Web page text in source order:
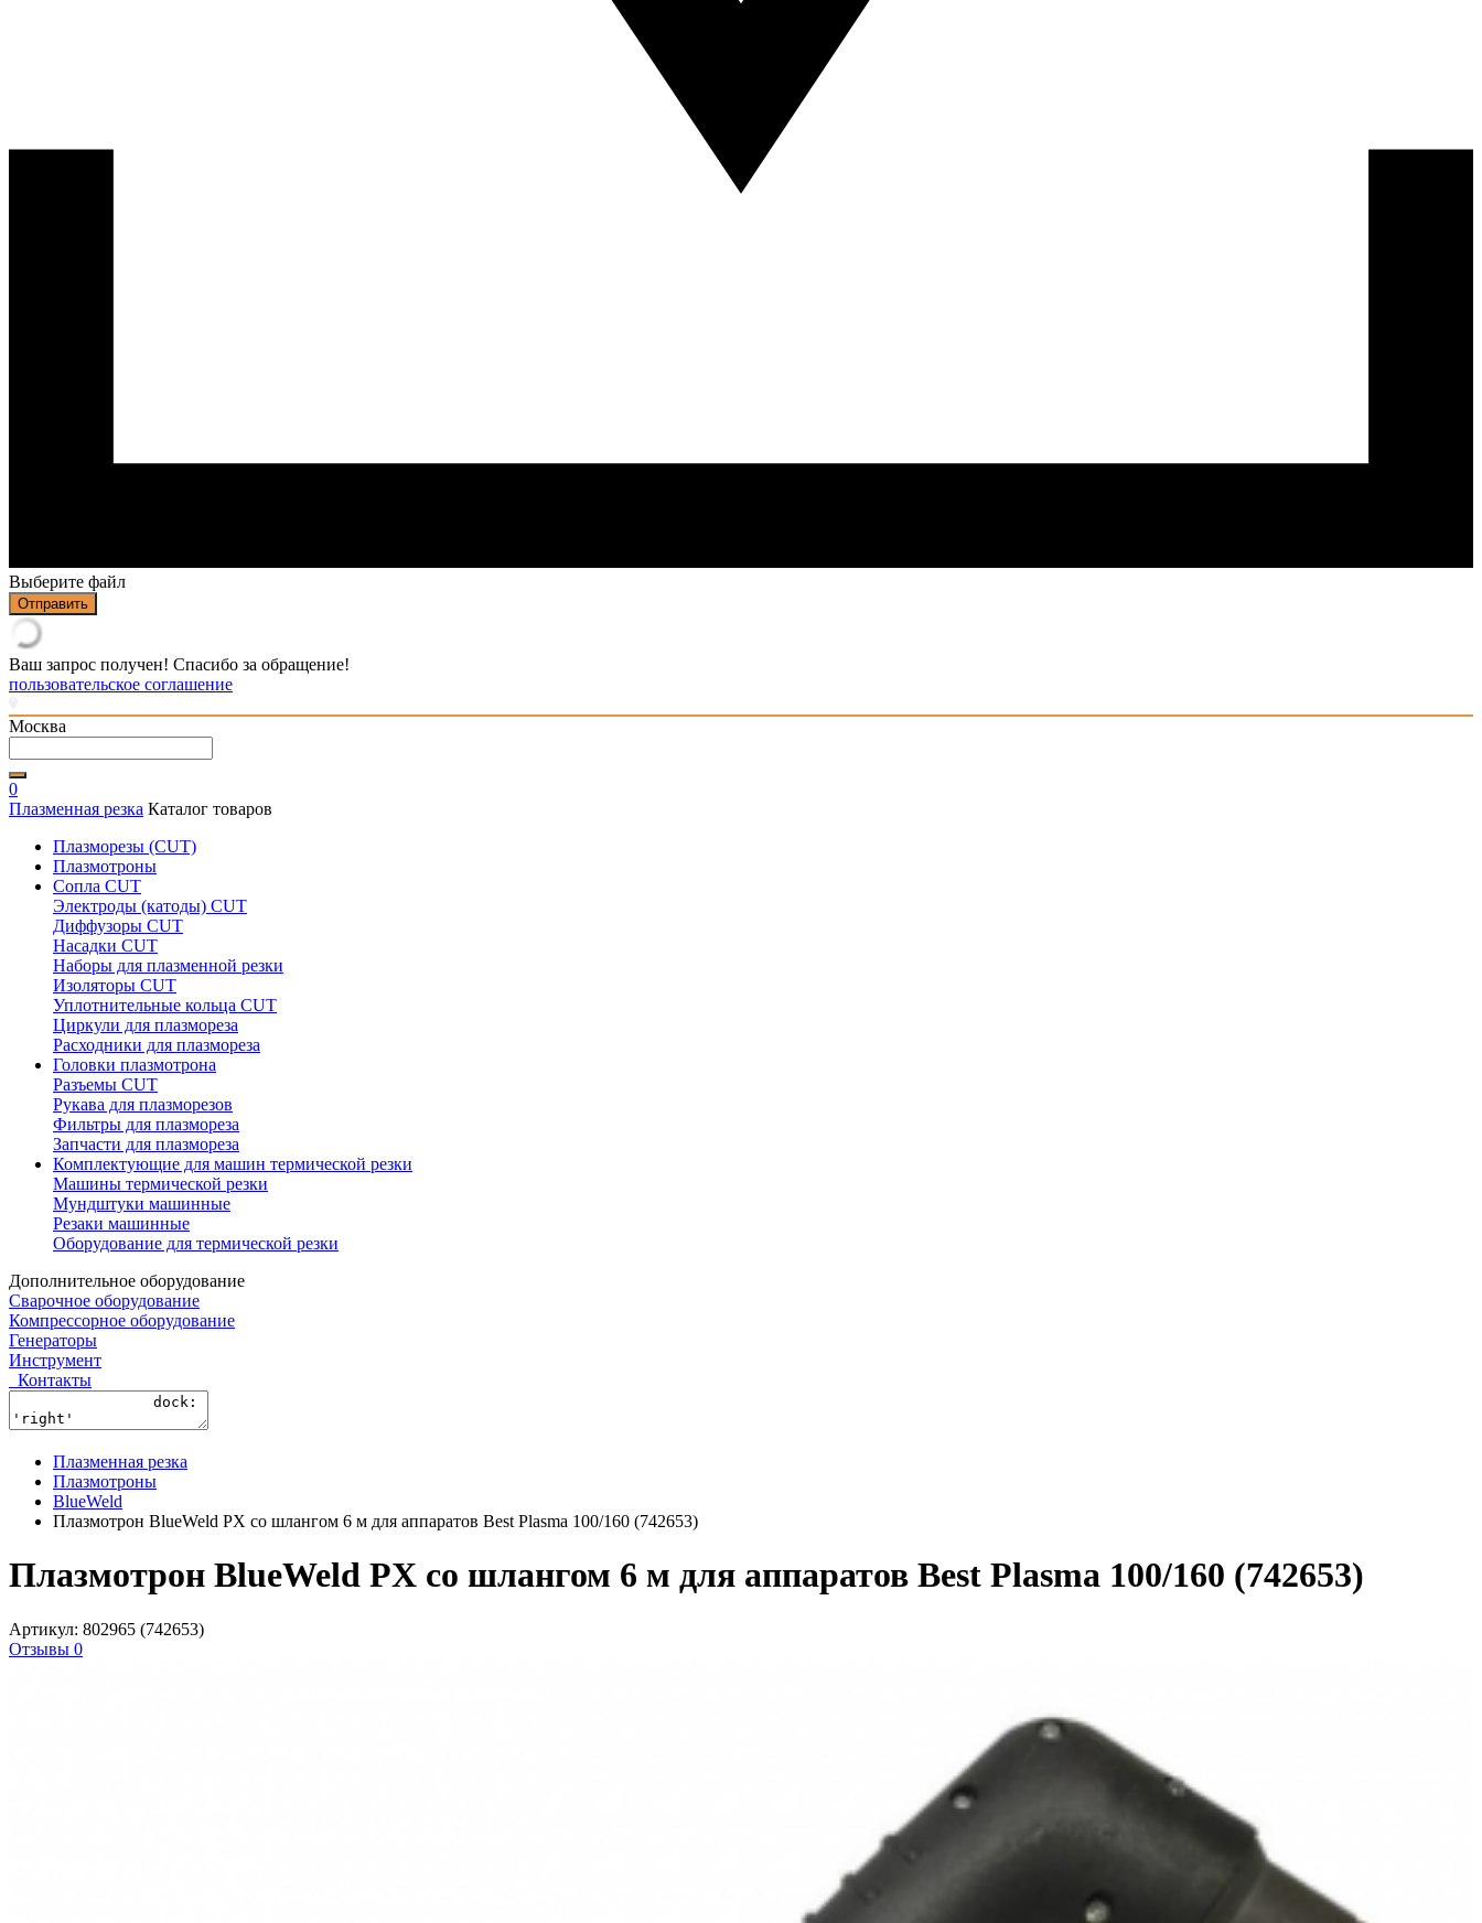
Выберите файл
Отправить
Ваш запрос получен! Спасибо за обращение!
пользовательское соглашение
Москва
0
Плазменная резка Каталог товаров
Плазморезы (CUT)
Плазмотроны
Сопла CUT
Электроды (катоды) CUT
Диффузоры CUT
Насадки CUT
Наборы для плазменной резки
Изоляторы CUT
Уплотнительные кольца CUT
Циркули для плазмореза
Расходники для плазмореза
Головки плазмотрона
Разъемы CUT
Рукава для плазморезов
Фильтры для плазмореза
Запчасти для плазмореза
Комплектующие для машин термической резки
Машины термической резки
Мундштуки машинные
Резаки машинные
Оборудование для термической резки
Дополнительное оборудование
Сварочное оборудование
Компрессорное оборудование
Генераторы
Инструмент
Контакты
Плазменная резка
Плазмотроны
BlueWeld
Плазмотрон BlueWeld PX со шлангом 6 м для аппаратов Best Plasma 100/160 (742653)
Плазмотрон BlueWeld PX со шлангом 6 м для аппаратов Best Plasma 100/160 (742653)
Артикул: 802965 (742653)
Отзывы 0